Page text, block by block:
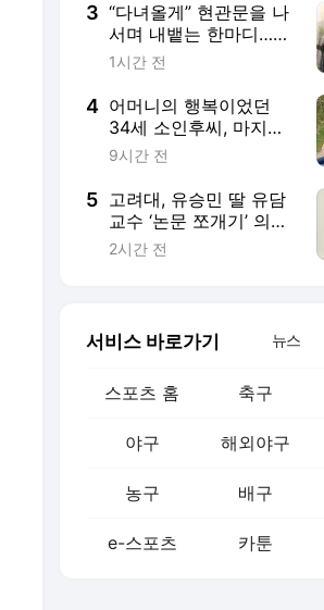
3 “다녀올게” 현관문을 나
서며 내뱉는 한마디…같
은 제복을 입는 1천여 명
1시간 전
4 어머니의 행복이었던
34세 소인후씨, 마지막
순간 4명에 새 생명 ‘선
9시간 전
5 고려대, 유승민 딸 유담
교수 ‘논문 쪼개기’ 의혹
“연구부정 아니다” 결론
2시간 전
서비스 바로가기 뉴스
스포츠 홈 축구
야구 해외야구
농구 배구
e-스포츠 카툰